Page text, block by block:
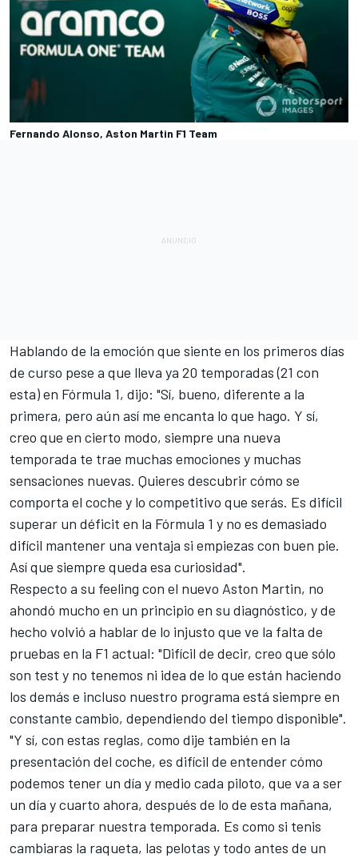
Fernando Alonso, Aston Martin F1 Team
Hablando de la emoción que siente en los primeros días
de curso pese a que lleva ya 20 temporadas (21 con
esta) en Fórmula 1, dijo: "Sí, bueno, diferente a la
primera, pero aún así me encanta lo que hago. Y sí,
creo que en cierto modo, siempre una nueva
temporada te trae muchas emociones y muchas
sensaciones nuevas. Quieres descubrir cómo se
comporta el coche y lo competitivo que serás. Es difícil
superar un déficit en la Fórmula 1 y no es demasiado
difícil mantener una ventaja si empiezas con buen pie.
Así que siempre queda esa curiosidad".
Respecto a su feeling con el nuevo Aston Martin, no
ahondó mucho en un principio en su diagnóstico, y de
hecho volvió a hablar de lo injusto que ve la falta de
pruebas en la F1 actual: "Difícil de decir, creo que sólo
son test y no tenemos ni idea de lo que están haciendo
los demás e incluso nuestro programa está siempre en
constante cambio, dependiendo del tiempo disponible".
"Y sí, con estas reglas, como dije también en la
presentación del coche, es difícil de entender cómo
podemos tener un día y medio cada piloto, que va a ser
un día y cuarto ahora, después de lo de esta mañana,
para preparar nuestra temporada. Es como si tenis
cambiaras la raqueta, las pelotas y todo antes de un